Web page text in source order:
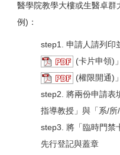
醫學院教學大樓或生醫卓
例)：
step1. 申請人請列印
(卡片申領)
(權限開通)
step2. 將兩份申請表
指導教授」與「系/
step3. 將「臨時門禁
先行登記與蓋章